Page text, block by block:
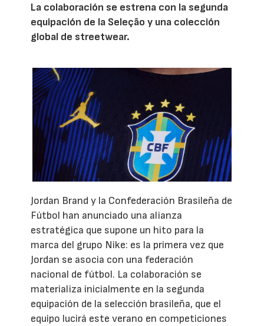
La colaboración se estrena con la segunda
equipación de la Seleção y una colección
global de streetwear.
Jordan Brand y la Confederación Brasileña de
Fútbol han anunciado una alianza
estratégica que supone un hito para la
marca del grupo Nike: es la primera vez que
Jordan se asocia con una federación
nacional de fútbol. La colaboración se
materializa inicialmente en la segunda
equipación de la selección brasileña, que el
equipo lucirá este verano en competiciones